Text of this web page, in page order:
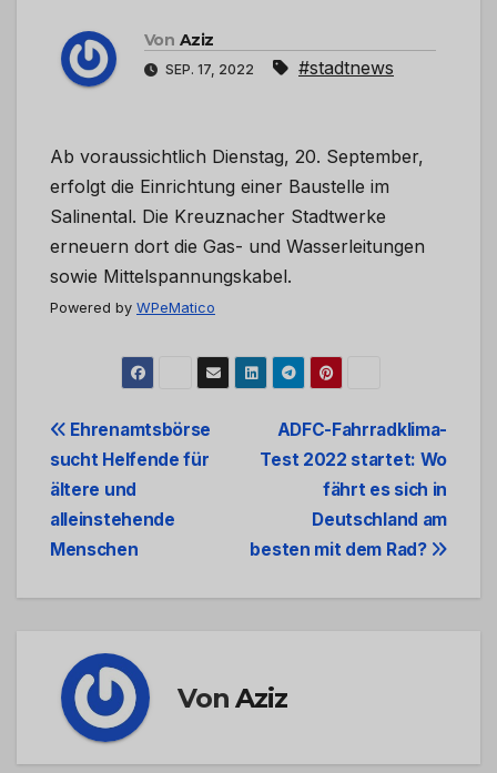
Von Aziz
SEP. 17, 2022 #stadtnews
Ab voraussichtlich Dienstag, 20. September,
erfolgt die Einrichtung einer Baustelle im
Salinental. Die Kreuznacher Stadtwerke
erneuern dort die Gas- und Wasserleitungen
sowie Mittelspannungskabel.
Powered by WPeMatico
Beitrags-
Navigation
ADFC-Fahrradklima-
Test 2022 startet: Wo
fährt es sich in
Deutschland am
besten mit dem Rad?
Ehrenamtsbörse
sucht Helfende für
ältere und
alleinstehende
Menschen
VonAziz